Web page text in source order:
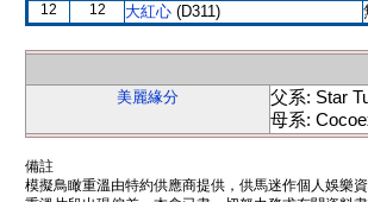
12 12 大紅心 (D311)
美麗緣分
父系: Star
母系:
備註
模擬鳥瞰重溫由特約供應商提供，供馬迷作個人娛樂